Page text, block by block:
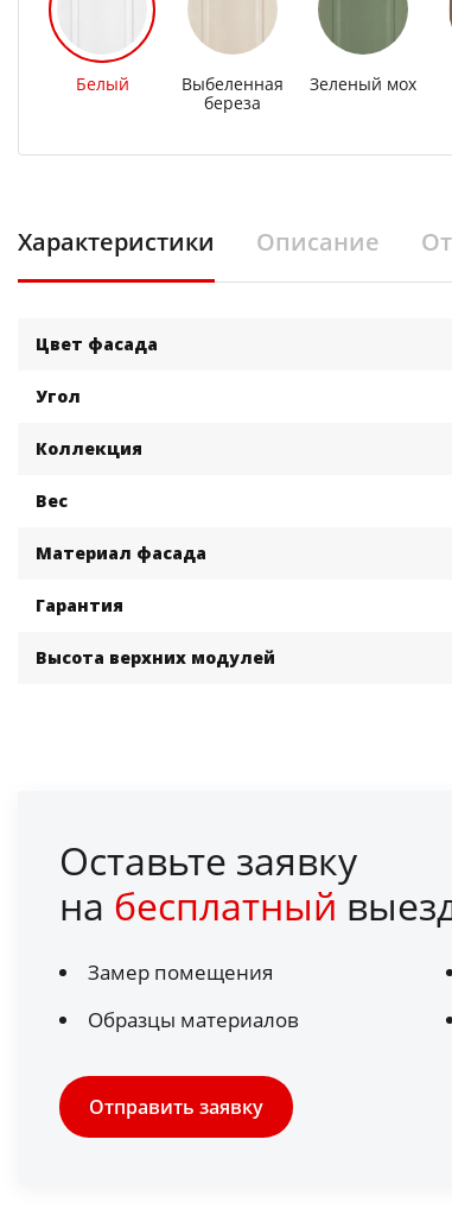
Белый
Выбеленная
береза
Зеленый мох
Характеристики Описание
Цвет фасада
Угол
Коллекция
Вес
Материал фасада
Гарантия
Высота верхних модулей
Оставьте заявку
на бесплатный
Замер помещения
Образцы материалов
Отправить заявку